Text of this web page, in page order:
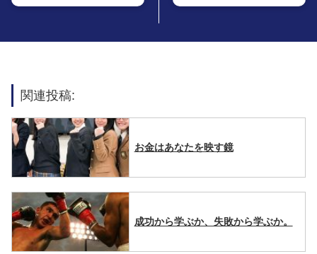
関連投稿:
お金はあなたを映す鏡
成功から学ぶか、失敗から学ぶか。